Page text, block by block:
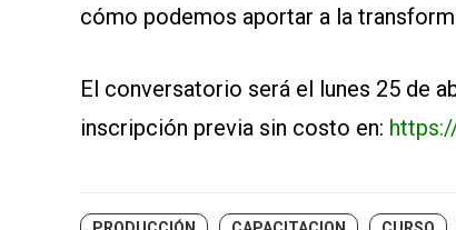
cómo podemos aportar a la
El conversatorio será el lunes 25 de
inscripción previa sin costo en: